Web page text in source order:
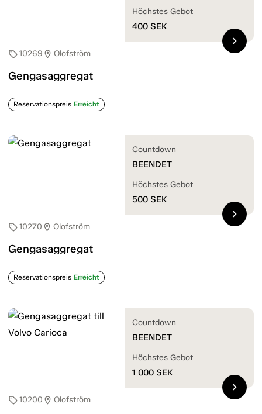
sell10269 location_on Olofström
Gengasaggregat
Reservationspreis Erreicht
Höchstes Gebot
400 SEK
chevron_right
sell10270 location_on Olofström
Gengasaggregat
Reservationspreis Erreicht
Countdown
BEENDET
Höchstes Gebot
500 SEK
chevron_right
sell10200 location_on Olofström
Countdown
BEENDET
Höchstes Gebot
1 000 SEK
chevron_right